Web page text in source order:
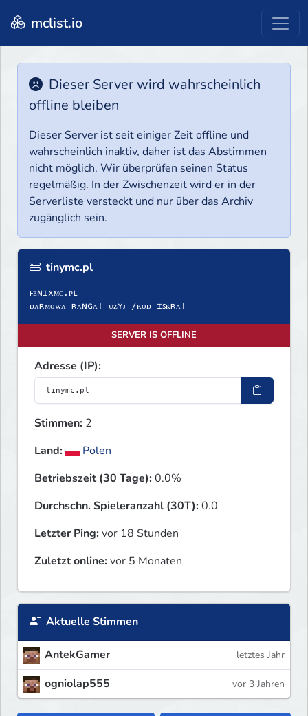
mclist.io
Dieser Server wird wahrscheinlich
offline bleiben
Dieser Server ist seit einiger Zeit offline und
wahrscheinlich inaktiv, daher ist das Abstimmen
nicht möglich. Wir überprüfen seinen Status
regelmäßig. In der Zwischenzeit wird er in der
Serverliste versteckt und nur über das Archiv
zugänglich sein.
tinymc.pl
ꜰᴇɴɪxᴍᴄ.ᴘʟ
ᴅᴀʀᴍᴏᴡᴀ ʀᴀɴɢᴀ! ᴜᴢʏᴊ /ᴋᴏᴅ ɪꜱᴋʀᴀ!
SERVER IS OFFLINE
Adresse (IP):
Stimmen: 2
Land:
Polen
Betriebszeit (30 Tage):0.0%
Durchschn. Spieleranzahl (30T):0.0
Letzter Ping:vor 18 Stunden
Zuletzt online:vor 5 Monaten
Aktuelle Stimmen
AntekGamer letztes Jahr
ogniolap555 vor 3 Jahren